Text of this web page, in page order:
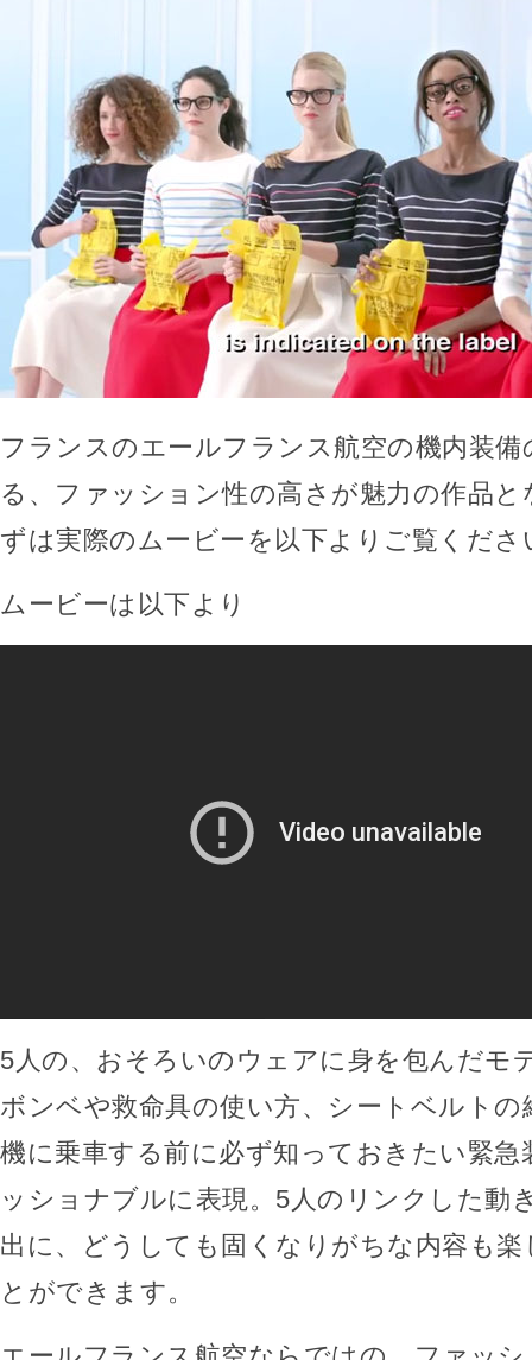
フランスのエールフランス航空の機内装備
る、ファッション性の高さが魅力の作品
ずは実際のムービーを以下よりご覧くださ
ムービーは以下より
5人の、おそろいのウェアに身を包んだモ
ボンベや救命具の使い方、シートベルトの
機に乗車する前に必ず知っておきたい緊急
ッショナブルに表現。5人のリンクした動
出に、どうしても固くなりがちな内容も
とができます。